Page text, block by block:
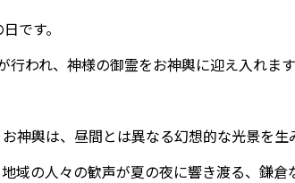
です。
行われ、神様の御霊をお神輿に迎え入れます
輿は、昼間とは異なる幻想的な光景を生
の人々の歓声が夏の夜に響き渡る、鎌倉